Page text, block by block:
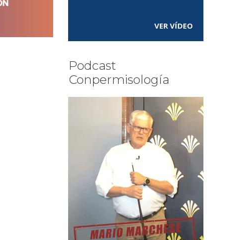
VER VÍDEO
Podcast
Conpermisología